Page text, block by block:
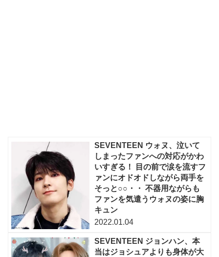
SEVENTEEN ウォヌ、泣いて
しまったファンへの対応がかわ
いすぎる！ 目の前で涙を流すフ
ァンにオドオドしながら両手を
そっと○○・・ 不器用ながらも
ファンを気遣うウォヌの姿に胸
キュン
2022.01.04
SEVENTEEN ジョンハン、本
当はジョシュアよりも身体が大